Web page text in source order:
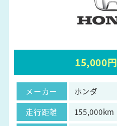
15,000円
メーカー
ホンダ
走行距離
155,000km